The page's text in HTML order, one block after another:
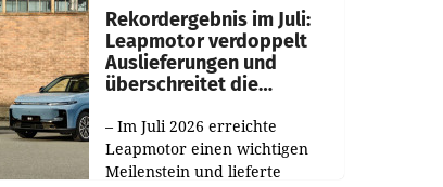
Rekordergebnis im Juli:
Leapmotor verdoppelt
Auslieferungen und
überschreitet die
– Im Juli 2026 erreichte
Leapmotor einen wichtigen
Meilenstein und lieferte